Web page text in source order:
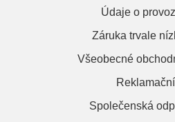
Údaje o
Záruka trvale
Všeobecné
Společenská